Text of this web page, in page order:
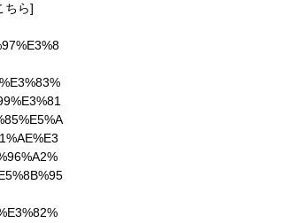
ちら]